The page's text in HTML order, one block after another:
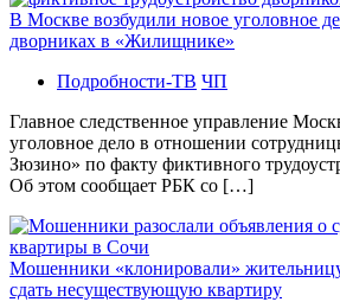
В Москве возбудили новое уголовное
дворниках в «Жилищнике»
Подробности-ТВ ЧП
Главное следственное управление
уголовное дело в отношении
Зюзино» по факту фиктивного
Об этом сообщает РБК со […]
Мошенники «клонировали»
сдать несуществующую квартиру